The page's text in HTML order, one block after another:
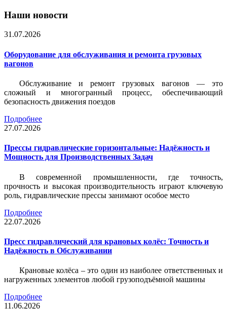
Наши новости
31.07.2026
Оборудование для обслуживания и ремонта грузовых
вагонов
Обслуживание и ремонт грузовых вагонов — это
сложный и многогранный процесс, обеспечивающий
безопасность движения поездов
Подробнее
27.07.2026
Прессы гидравлические горизонтальные: Надёжность и
Мощность для Производственных Задач
В современной промышленности, где точность,
прочность и высокая производительность играют ключевую
роль, гидравлические прессы занимают особое место
Подробнее
22.07.2026
Пресс гидравлический для крановых колёс: Точность и
Надёжность в Обслуживании
Крановые колёса – это один из наиболее ответственных и
нагруженных элементов любой грузоподъёмной машины
Подробнее
11.06.2026